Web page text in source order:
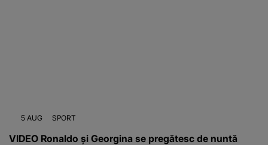
5 AUG SPORT
VIDEO Ronaldo și Georgina se pregătesc de nuntă